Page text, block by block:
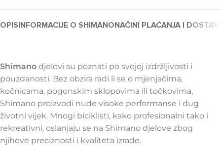
OPISINFORMACIJE O SHIMANONAČINI PLAĆANJA I
Shimano djelovi su poznati po svojoj izdržljivosti i
pouzdanosti. Bez obzira radi li se o mjenjačima,
kočnicama, pogonskim sklopovima ili točkovima,
Shimano proizvodi nude visoke performanse i dug
životni vijek. Mnogi biciklisti, kako profesionalni tako i
rekreativni, oslanjaju se na Shimano djelove zbog
njihove preciznosti i kvaliteta izrade.